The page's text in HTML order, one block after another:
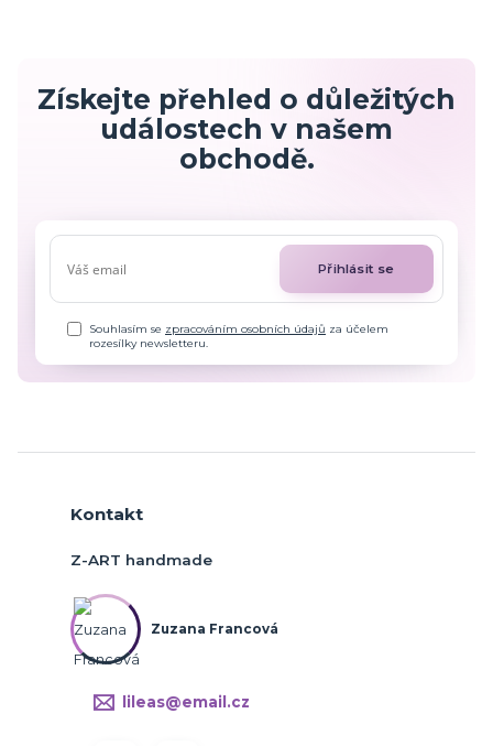
Získejte přehled o důležitých
událostech v našem
obchodě.
Přihlásit se
Souhlasím se zpracováním osobních údajů za účelem
rozesílky newsletteru.
Kontakt
Z-ART handmade
Zuzana Francová
lileas@email.cz